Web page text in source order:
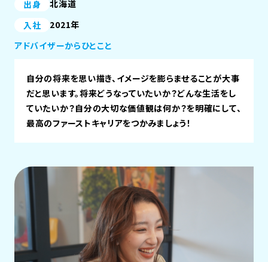
出身
北海道
入社
2021年
アドバイザーからひとこと
自分の将来を思い描き、イメージを膨らませることが大事
だと思います。将来どうなっていたいか？どんな生活をし
ていたいか？自分の大切な価値観は何か？を明確にして、
最高のファーストキャリアをつかみましょう！